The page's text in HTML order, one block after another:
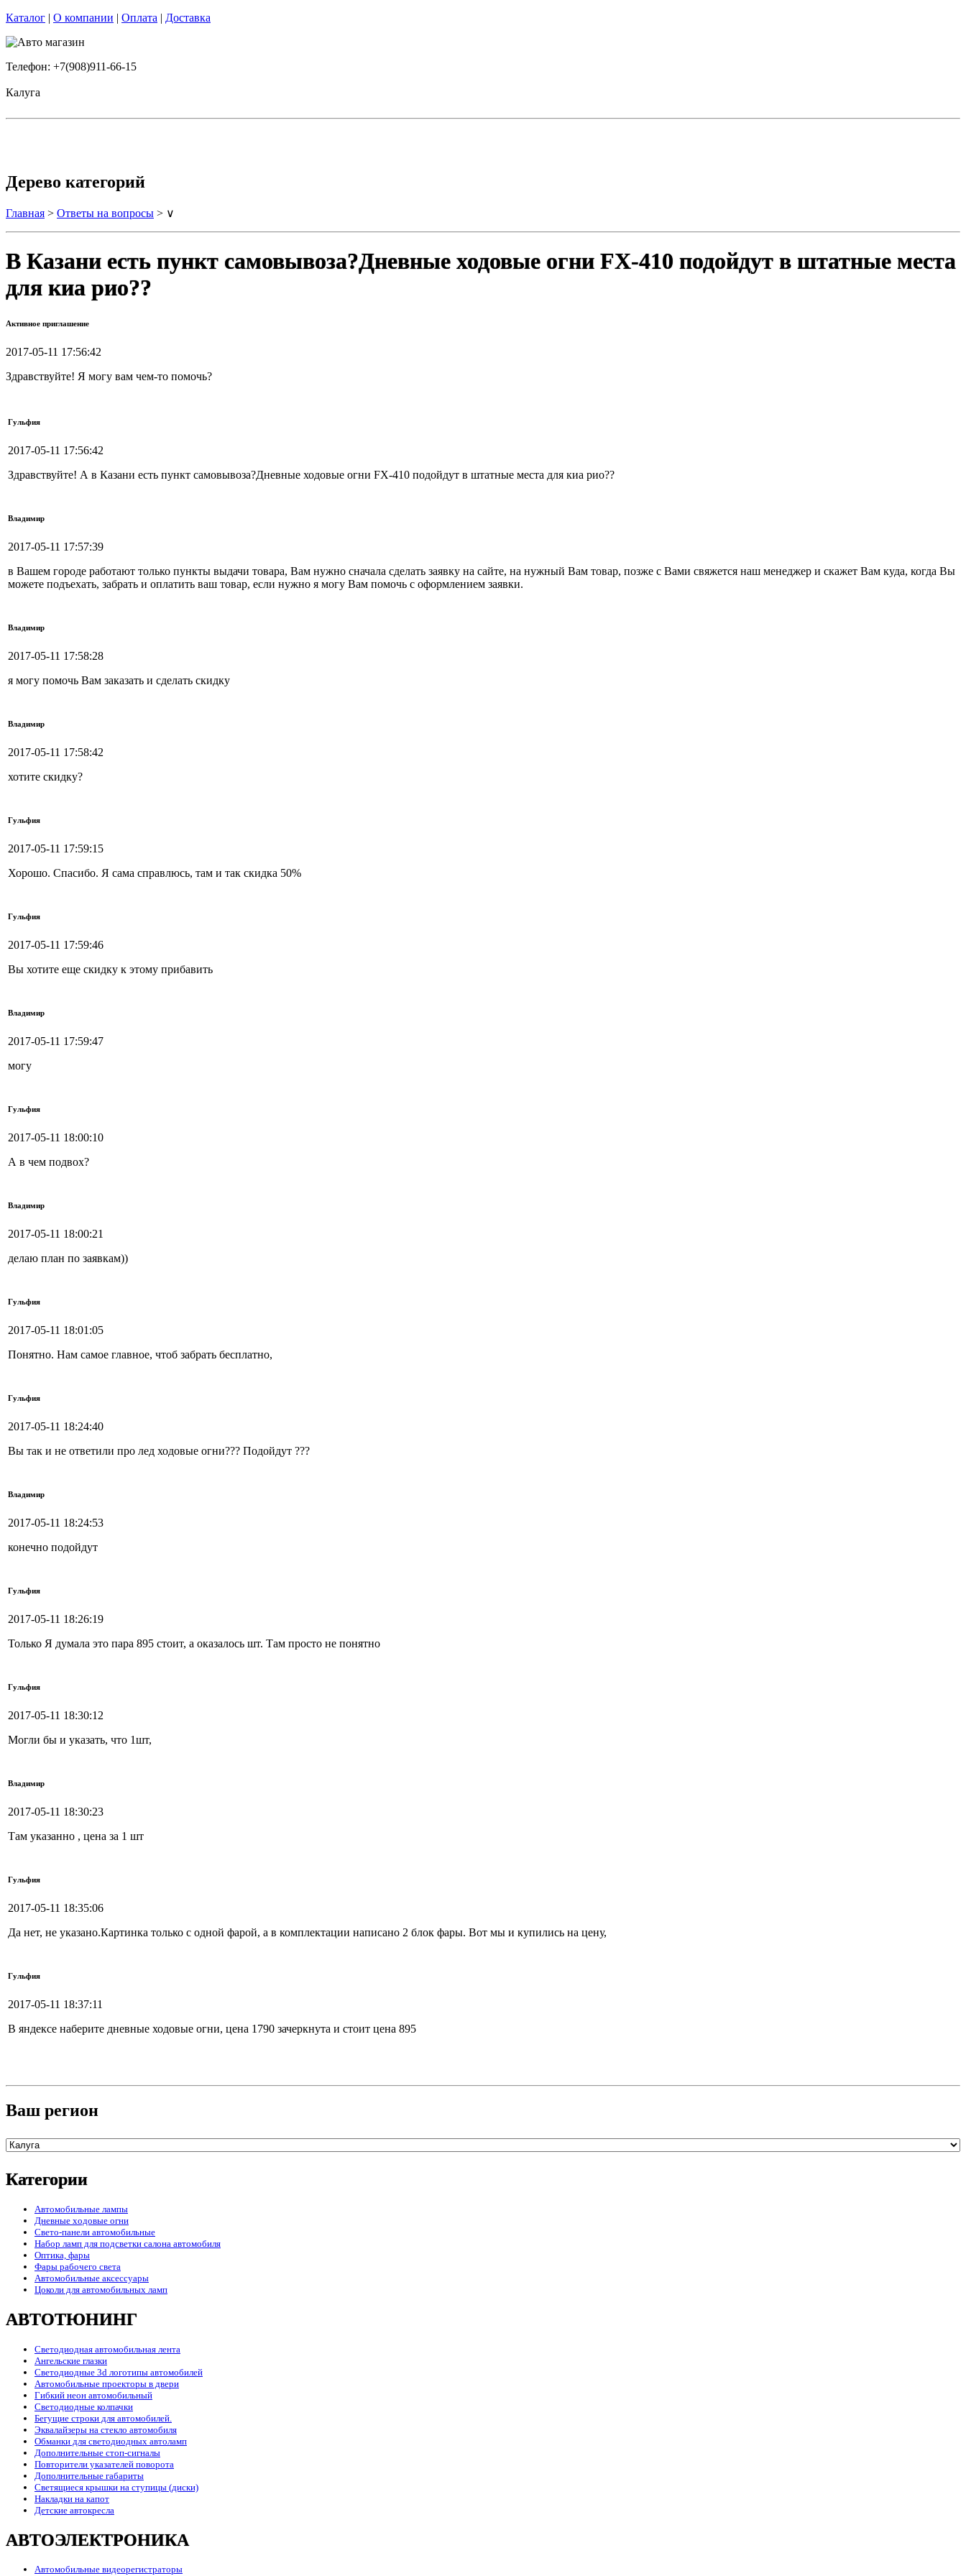
Каталог | О компании | Оплата | Доставка
Телефон: +7(908)911-66-15
Калуга
Дерево категорий
Главная > Ответы на вопросы > ∨
В Казани есть пункт самовывоза?Дневные ходовые огни FX-410 подойдут в штатные места
для киа рио??
Активное приглашение
2017-05-11 17:56:42
Здравствуйте! Я могу вам чем-то помочь?
Гульфия
2017-05-11 17:56:42
Здравствуйте! А в Казани есть пункт самовывоза?Дневные ходовые огни FX-410 подойдут в штатные места для киа рио??
Владимир
2017-05-11 17:57:39
в Вашем городе работают только пункты выдачи товара, Вам нужно сначала сделать заявку на сайте, на нужный Вам товар, позже с Вами свяжется наш менеджер и скажет Вам куда, когда Вы
можете подъехать, забрать и оплатить ваш товар, если нужно я могу Вам помочь с оформлением заявки.
Владимир
2017-05-11 17:58:28
я могу помочь Вам заказать и сделать скидку
Владимир
2017-05-11 17:58:42
хотите скидку?
Гульфия
2017-05-11 17:59:15
Хорошо. Спасибо. Я сама справлюсь, там и так скидка 50%
Гульфия
2017-05-11 17:59:46
Вы хотите еще скидку к этому прибавить
Владимир
2017-05-11 17:59:47
могу
Гульфия
2017-05-11 18:00:10
А в чем подвох?
Владимир
2017-05-11 18:00:21
делаю план по заявкам))
Гульфия
2017-05-11 18:01:05
Понятно. Нам самое главное, чтоб забрать бесплатно,
Гульфия
2017-05-11 18:24:40
Вы так и не ответили про лед ходовые огни??? Подойдут ???
Владимир
2017-05-11 18:24:53
конечно подойдут
Гульфия
2017-05-11 18:26:19
Только Я думала это пара 895 стоит, а оказалось шт. Там просто не понятно
Гульфия
2017-05-11 18:30:12
Могли бы и указать, что 1шт,
Владимир
2017-05-11 18:30:23
Там указанно , цена за 1 шт
Гульфия
2017-05-11 18:35:06
Да нет, не указано.Картинка только с одной фарой, а в комплектации написано 2 блок фары. Вот мы и купились на цену,
Гульфия
2017-05-11 18:37:11
В яндексе наберите дневные ходовые огни, цена 1790 зачеркнута и стоит цена 895
Ваш регион
Категории
Автомобильные лампы
Дневные ходовые огни
Свето-панели автомобильные
Набор ламп для подсветки салона автомобиля
Оптика, фары
Фары рабочего света
Автомобильные аксессуары
Цоколи для автомобильных ламп
АВТОТЮНИНГ
Светодиодная автомобильная лента
Ангельские глазки
Светодиодные 3d логотипы автомобилей
Автомобильные проекторы в двери
Гибкий неон автомобильный
Светодиодные колпачки
Бегущие строки для автомобилей.
Эквалайзеры на стекло автомобиля
Обманки для светодиодных автоламп
Дополнительные стоп-сигналы
Повторители указателей поворота
Дополнительные габариты
Светящиеся крышки на ступицы (диски)
Накладки на капот
Детские автокресла
АВТОЭЛЕКТРОНИКА
Автомобильные видеорегистраторы